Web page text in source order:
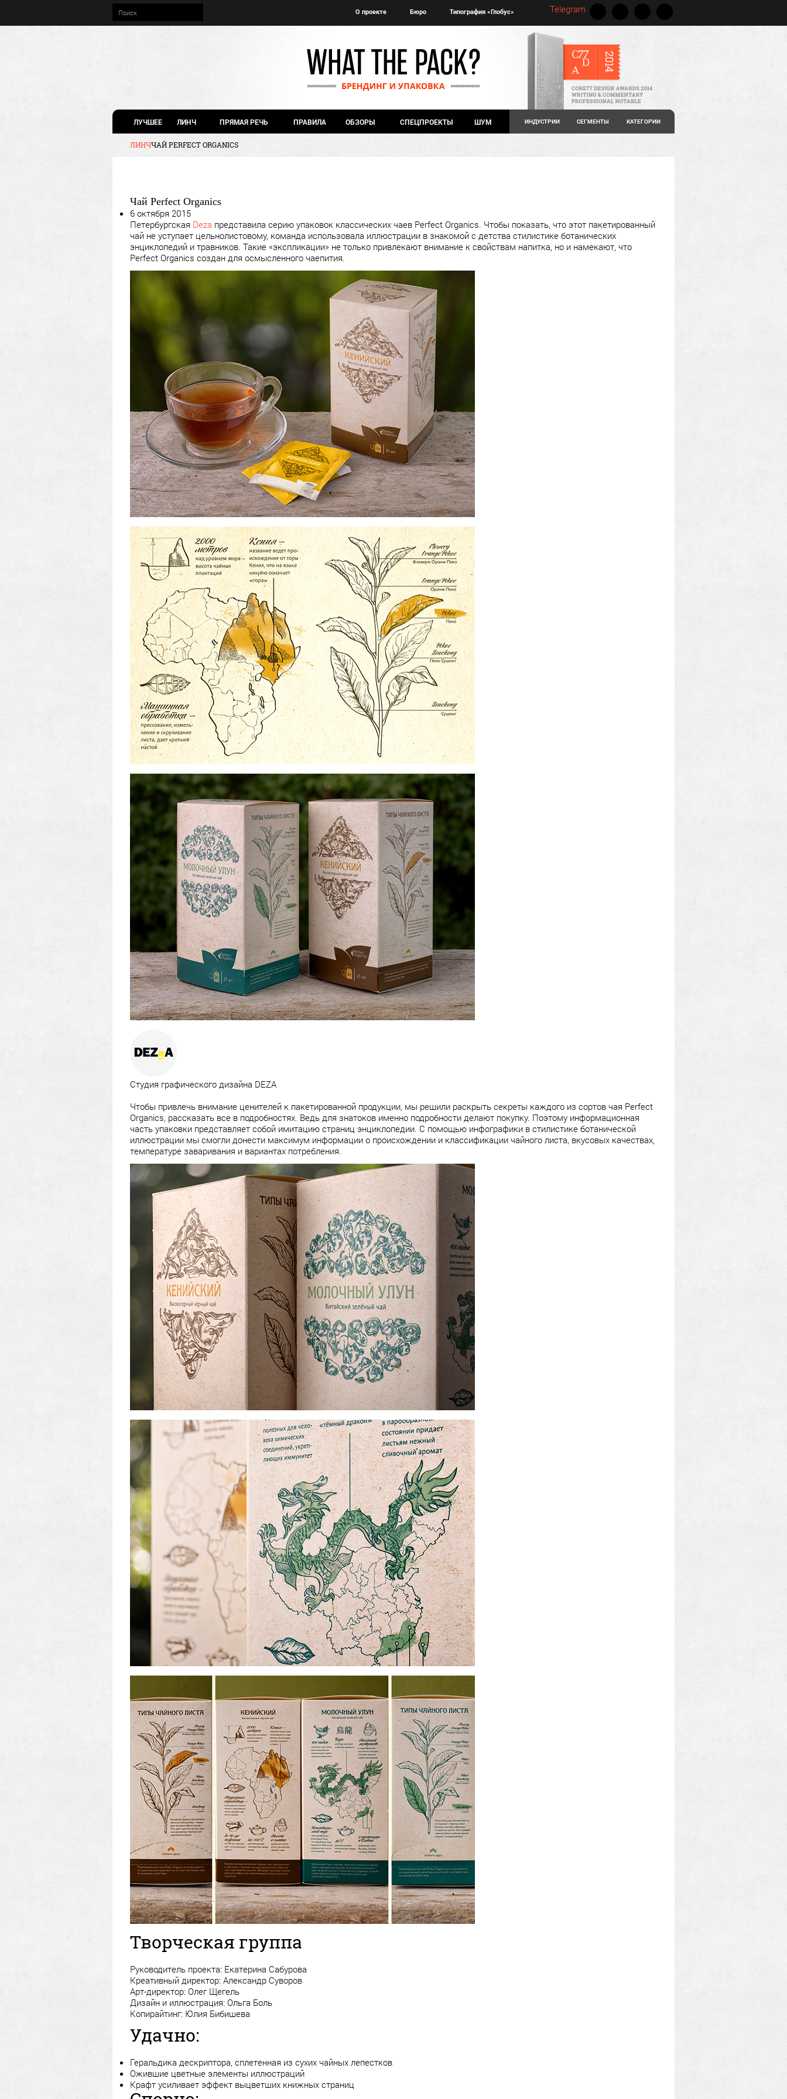
О проекте Бюро Типография «Глобус» Telegram
ЛУЧШЕЕ ЛИНЧ ПРЯМАЯ РЕЧЬ ПРАВИЛА ОБЗОРЫ СПЕЦПРОЕКТЫ ШУМ ИНДУСТРИИ СЕГМЕНТЫ КАТЕГОРИИ
ЛИНЧЧАЙ PERFECT ORGANICS
Чай Perfect Organics
6 октября 2015
Петербургская Deza представила серию упаковок классических чаев Perfect Organics. Чтобы показать, что этот пакетированный
чай не уступает цельнолистовому, команда использовала иллюстрации в знакомой с детства стилистике ботанических
энциклопедий и травников. Такие «экспликации» не только привлекают внимание к свойствам напитка, но и намекают, что
Perfect Organics создан для осмысленного чаепития.
Студия графического дизайна DEZA
Чтобы привлечь внимание ценителей к пакетированной продукции, мы решили раскрыть секреты каждого из сортов чая Perfect
Organics, рассказать все в подробностях. Ведь для знатоков именно подробности делают покупку. Поэтому информационная
часть упаковки представляет собой имитацию страниц энциклопедии. С помощью инфографики в стилистике ботанической
иллюстрации мы смогли донести максимум информации о происхождении и классификации чайного листа, вкусовых качествах,
температуре заваривания и вариантах потребления.
Творческая группа
Руководитель проекта: Екатерина Сабурова
Креативный директор: Александр Суворов
Арт-директор: Олег Щегель
Дизайн и иллюстрация: Ольга Боль
Копирайтинг: Юлия Бибишева
Удачно:
Геральдика дескриптора, сплетенная из сухих чайных лепестков
Ожившие цветные элементы иллюстраций
Крафт усиливает эффект выцветших книжных страниц